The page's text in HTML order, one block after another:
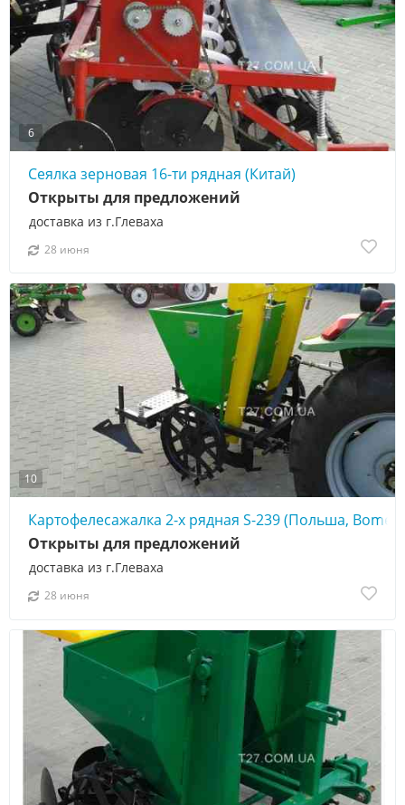
6
Сеялка зерновая 16-ти рядная (Китай)
доставка из г.Глеваха
Открыты для предложений
28 июня
10
Картофелесажалка 2-х рядная S-239 (Польша, Bomet)
доставка из г.Глеваха
Открыты для предложений
28 июня